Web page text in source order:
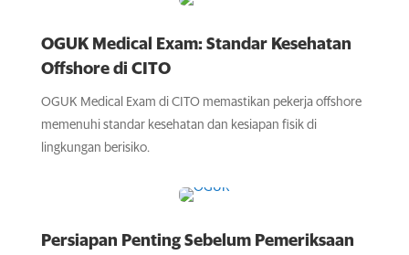
OGUK Medical Exam: Standar Kesehatan
Offshore di CITO
OGUK Medical Exam di CITO memastikan pekerja offshore
memenuhi standar kesehatan dan kesiapan fisik di
lingkungan berisiko.
Persiapan Penting Sebelum Pemeriksaan